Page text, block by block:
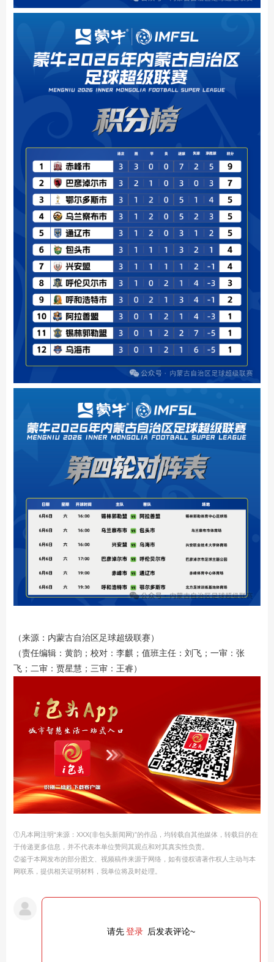
（来源：内蒙古自治区足球超级联赛）
（责任编辑：黄韵；校对：李麒；值班主任：刘飞；一审：张
飞；二审：贾星慧；三审：王睿）
①凡本网注明“来源：XXX(非包头新闻网)”的作品，均转载自其他媒体，转载目的在
于传递更多信息，并不代表本单位赞同其观点和对其真实性负责。
②鉴于本网发布的部分图文、视频稿件来源于网络，如有侵权请著作权人主动与本
网联系，提供相关证明材料，我单位将及时处理。
请先登录 后发表评论~